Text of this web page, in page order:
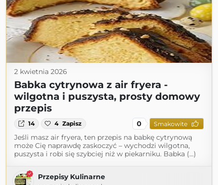
2 kwietnia 2026
Babka cytrynowa z air fryera -
wilgotna i puszysta, prosty domowy
przepis
14 4 Zapisz 0 Smakowite
Jeśli masz air fryera, ten przepis na babkę cytrynową
może Cię naprawdę zaskoczyć – wychodzi wilgotna,
puszysta i robi się szybciej niż w piekarniku. Babka (...)
Przepisy Kulinarne